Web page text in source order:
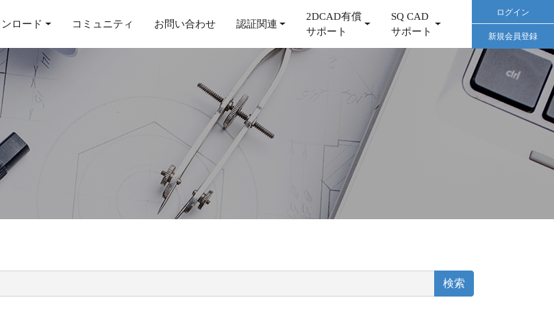
ロード コミュニティ お問い合わせ 認証関連
2DCAD有償
サポート
SQ CAD
サポート
ログイン
新規会員登録